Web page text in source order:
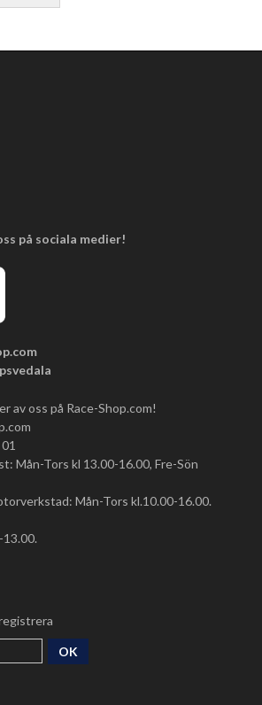
på sociala medier!
av oss på Race-Shop.com!
Mån-Tors kl 13.00-16.00, Fre-Sön
Mån-Tors kl.10.00-16.00.
OK